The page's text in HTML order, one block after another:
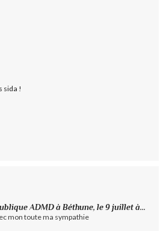
sida !
ADMD à Béthune, le 9 juillet à...
mon toute ma sympathie